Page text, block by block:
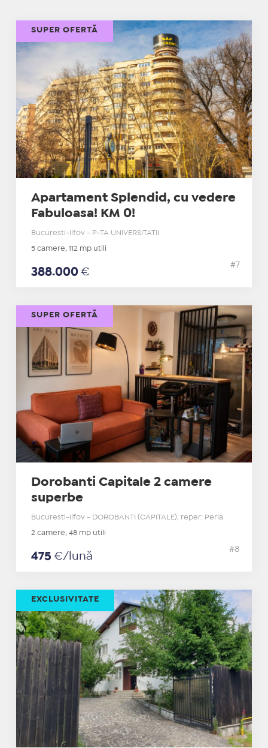
Apartament Splendid, cu vedere
Fabuloasa! KM 0!
Bucuresti-Ilfov - P-TA UNIVERSITATII
5 camere, 112 mp utili
388.000 €
#7
SUPER OFERTĂ
Dorobanti Capitale 2 camere
superbe
Bucuresti-Ilfov - DOROBANTI (CAPITALE), reper: Perla
2 camere, 48 mp utili
475 €/lună
#8
SUPER OFERTĂ
EXCLUSIVITATE